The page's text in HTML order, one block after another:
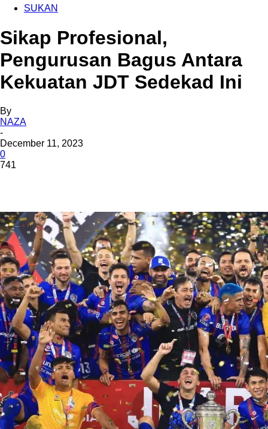
SUKAN
Sikap Profesional,
Pengurusan Bagus Antara
Kekuatan JDT Sedekad Ini
By
NAZA
-
December 11, 2023
0
741